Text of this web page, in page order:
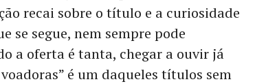
recai sobre o título e a curiosidade
se segue, nem sempre pode
a oferta é tanta, chegar a ouvir já
é um daqueles títulos sem